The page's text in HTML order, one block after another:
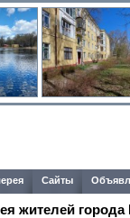
Сайты
жителей города